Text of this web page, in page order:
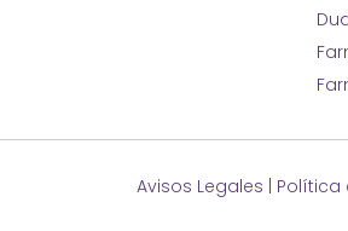
Avisos Legales | Política